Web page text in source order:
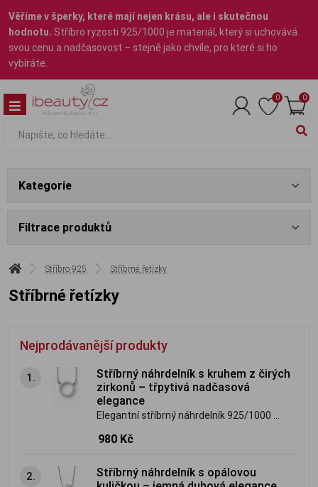
Věříme v šperky, které mají nejen krásu, ale i skutečnou
hodnotu. Stříbro ryzosti 925/1000 je materiál, který si uchovává
svou cenu a nadčasovost – stejně jako chvíle, pro které si ho
vybíráte.
0 0
Kategorie
Filtrace produktů
Stříbro 925 Stříbrné řetízky
Stříbrné řetízky
Nejprodávanější produkty
1.
Stříbrný náhrdelník s kruhem z čirých
zirkonů – třpytivá nadčasová
elegance
Elegantní stříbrný náhrdelník 925/1000 s
kruhovým přívěskem osazeným čirými
délky.
980 Kč
2.
Stříbrný náhrdelník s opálovou